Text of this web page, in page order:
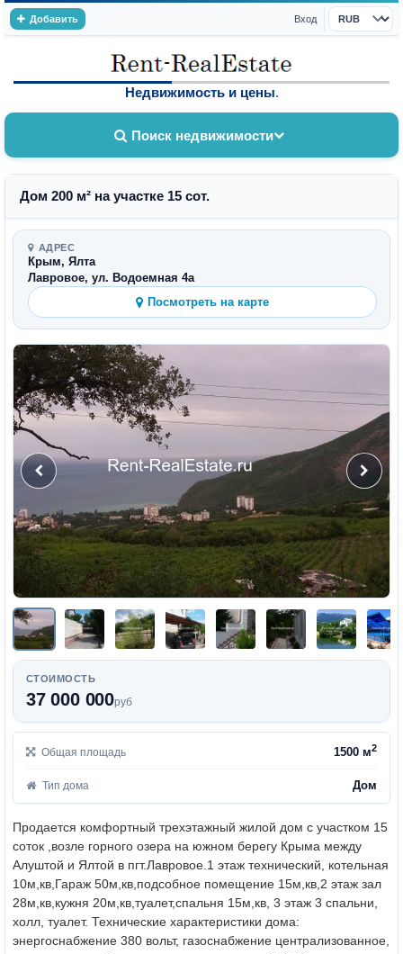
Добавить Вход
Валюта
Недвижимость и цены.
Поиск недвижимости
Дом 200 м² на участке 15 сот.
АДРЕС
Крым, Ялта
Лавровое, ул. Водоемная 4а
Посмотреть на карте
СТОИМОСТЬ
37 000 000руб
Общая площадь 1500 м2
Тип дома Дом
Продается комфортный трехэтажный жилой дом с участком 15
соток ,возле горного озера на южном берегу Крыма между
Алуштой и Ялтой в пгт.Лавровое.1 этаж технический, котельная
10м,кв, Гараж 50м,кв,подсобное помещение 15м,кв,2 этаж зал
28м,кв,кужня 20м,кв,туалет,спальня 15м,кв, 3 этаж 3 спальни,
холл, туалет. Технические характеристики дома:
энергоснабжение 380 вольт, газоснабжение централизованное,